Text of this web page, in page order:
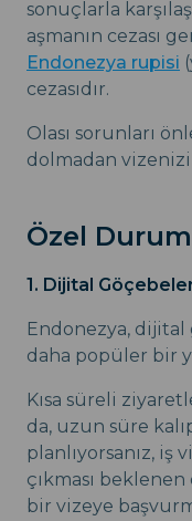
sonuçlarla
aşmanın cezası
Endonezya rupisi
cezasıdır.
Olası sorunları
dolmadan
Özel
1. Dijital
Endonezya, dijital
daha popüler bir
Kısa süreli
da, uzun süre
planlıyorsanız, iş
çıkması
bir vizeye